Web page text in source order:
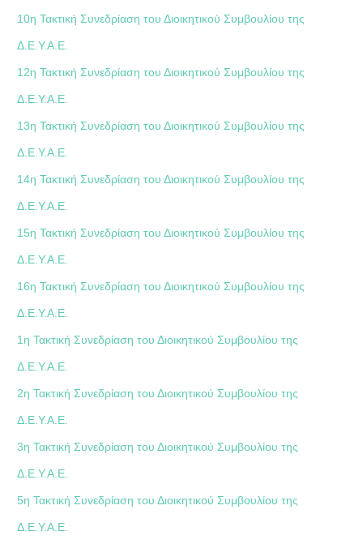
10η Τακτική Συνεδρίαση του Διοικητικού Συμβουλίου της
Δ.Ε.Υ.Α.Ε.
12η Τακτική Συνεδρίαση του Διοικητικού Συμβουλίου της
Δ.Ε.Υ.Α.Ε.
13η Τακτική Συνεδρίαση του Διοικητικού Συμβουλίου της
Δ.Ε.Υ.Α.Ε.
14η Τακτική Συνεδρίαση του Διοικητικού Συμβουλίου της
Δ.Ε.Υ.Α.Ε.
15η Τακτική Συνεδρίαση του Διοικητικού Συμβουλίου της
Δ.Ε.Υ.Α.Ε.
16η Τακτική Συνεδρίαση του Διοικητικού Συμβουλίου της
Δ.Ε.Υ.Α.Ε.
1η Τακτική Συνεδρίαση του Διοικητικού Συμβουλίου της
Δ.Ε.Υ.Α.Ε.
2η Τακτική Συνεδρίαση του Διοικητικού Συμβουλίου της
Δ.Ε.Υ.Α.Ε.
3η Τακτική Συνεδρίαση του Διοικητικού Συμβουλίου της
Δ.Ε.Υ.Α.Ε.
5η Τακτική Συνεδρίαση του Διοικητικού Συμβουλίου της
Δ.Ε.Υ.Α.Ε.